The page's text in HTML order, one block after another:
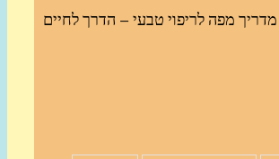
לריפוי טבעי – הדרך לחיים